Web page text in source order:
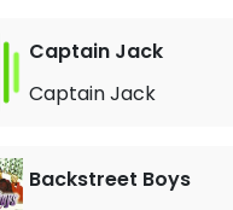
Captain Jack
Captain Jack
Backstreet Boys